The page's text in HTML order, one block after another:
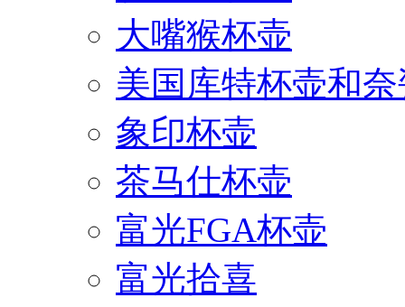
大嘴猴杯壶
美国库特杯壶和
象印杯壶
茶马仕杯壶
富光FGA杯壶
富光拾喜